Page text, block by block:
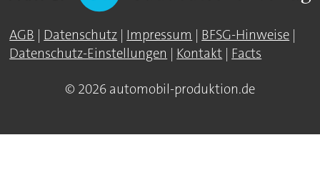
AGB | Datenschutz | Impressum | BFSG-Hinweise |
Datenschutz-Einstellungen | Kontakt | Facts
© 2026 automobil-produktion.de